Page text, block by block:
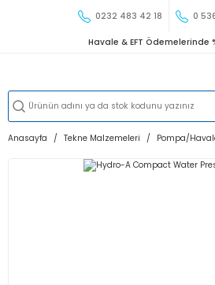
0232 483 42 18 0
Havale & EFT Ödemelerinde
Anasayfa Tekne Malzemeleri Pompa/